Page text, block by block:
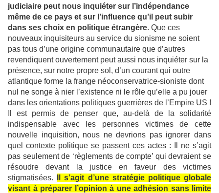
judiciaire peut nous inquiéter sur l’indépendance
même de ce pays et sur l’influence qu’il peut subir
dans ses choix en politique étrangère. Que ces
nouveaux inquisiteurs au service du sionisme ne soient
pas tous d’une origine communautaire que d’autres
revendiquent ouvertement peut aussi nous inquiéter sur la
présence, sur notre propre sol, d’un courant qui outre
atlantique forme la frange néoconservatrice-sioniste dont
nul ne songe à nier l’existence ni le rôle qu’elle a pu jouer
dans les orientations politiques guerrières de l’Empire US !
Il est permis de penser que, au-delà de la solidarité
indispensable avec les personnes victimes de cette
nouvelle inquisition, nous ne devrions pas ignorer dans
quel contexte politique se passent ces actes : Il ne s’agit
pas seulement de ‘règlements de compte’ qui devraient se
résoudre devant la justice en faveur des victimes
stigmatisées.
Il s’agit d’une stratégie politique globale
visant à préparer l’opinion à une adhésion sans limite